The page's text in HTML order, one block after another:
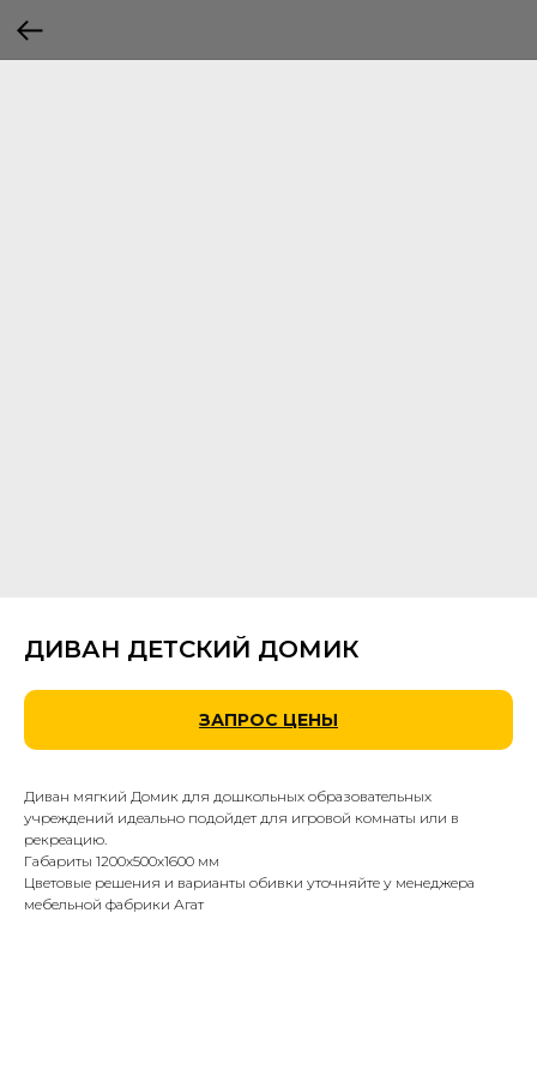
ДИВАН ДЕТСКИЙ ДОМИК
ЗАПРОС ЦЕНЫ
Диван мягкий Домик для дошкольных образовательных
учреждений идеально подойдет для игровой комнаты или в
рекреацию.
Габариты 1200х500х1600 мм
Цветовые решения и варианты обивки уточняйте у менеджера
мебельной фабрики Агат